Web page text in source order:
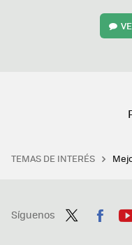
TEMAS DE INTERÉS
Síguenos